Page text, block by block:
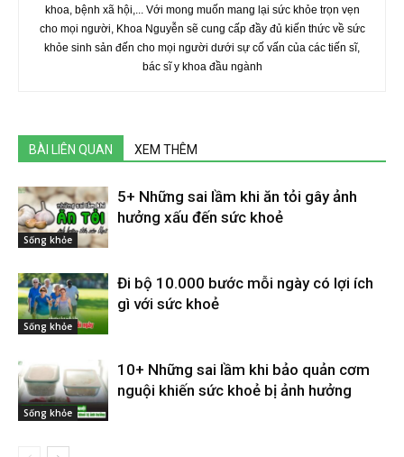
khoa, bệnh xã hội,... Với mong muốn mang lại sức khỏe trọn vẹn
cho mọi người, Khoa Nguyễn sẽ cung cấp đầy đủ kiến thức về sức
khỏe sinh sản đến cho mọi người dưới sự cố vấn của các tiến sĩ,
bác sĩ y khoa đầu ngành
BÀI LIÊN QUAN XEM THÊM
Sống khỏe
5+ Những sai lầm khi ăn tỏi gây ảnh
hưởng xấu đến sức khoẻ
Sống khỏe
Đi bộ 10.000 bước mỗi ngày có lợi ích
gì với sức khoẻ
Sống khỏe
10+ Những sai lầm khi bảo quản cơm
nguội khiến sức khoẻ bị ảnh hưởng